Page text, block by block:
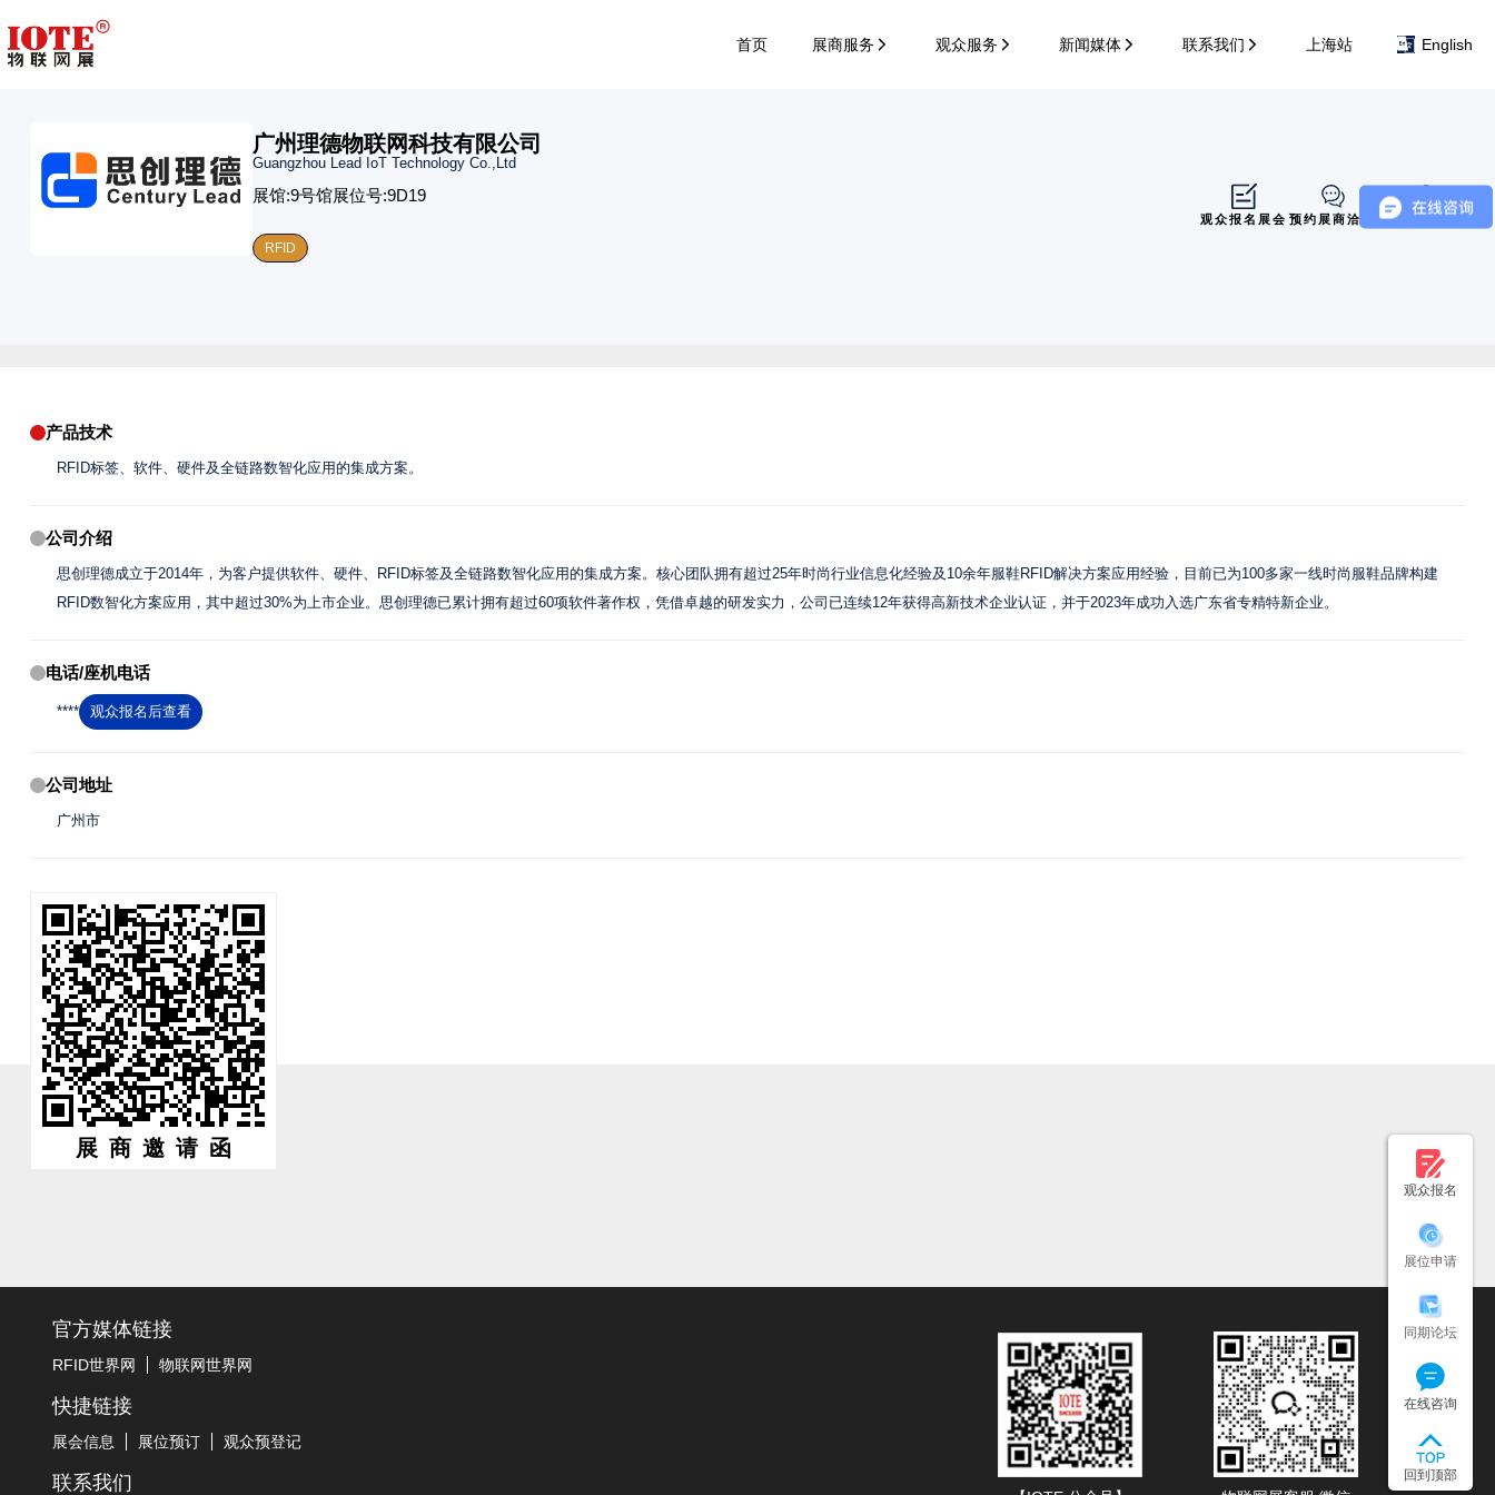
首页 展商服务 观众服务 新闻媒体 联系我们 上海站 English
广州理德物联网科技有限公司
Guangzhou Lead IoT Technology Co.,Ltd
展馆:9号馆展位号:9D19
RFID
观众报名展会 预约展商洽谈 展商展位导览
产品技术
RFID标签、软件、硬件及全链路数智化应用的集成方案。
公司介绍
思创理德成立于2014年，为客户提供软件、硬件、RFID标签及全链路数智化应用的集成方案。核心团队拥有超过25年时尚行业信息化经验及10余年服鞋RFID解决方案应用经验，目前已为100多家一线时尚服鞋品牌构建
RFID数智化方案应用，其中超过30%为上市企业。思创理德已累计拥有超过60项软件著作权，凭借卓越的研发实力，公司已连续12年获得高新技术企业认证，并于2023年成功入选广东省专精特新企业。
电话/座机电话
**** 观众报名后查看
公司地址
广州市
展商邀请函
官方媒体链接
RFID世界网 物联网世界网
快捷链接
展会信息 展位预订 观众预登记
联系我们
观众报名
展位申请
同期论坛
在线咨询
回到顶部